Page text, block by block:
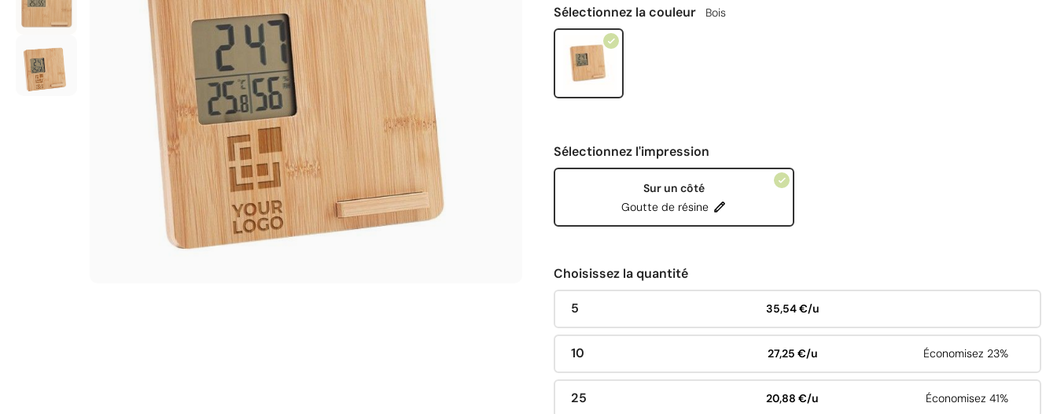
Sélectionnez la couleur Bois
Sélectionnez l'impression
Sur un côté
Goutte de résine
Choisissez la quantité
5 35,54 €/u
10 27,25 €/u Économisez 23%
25 20,88 €/u Économisez 41%